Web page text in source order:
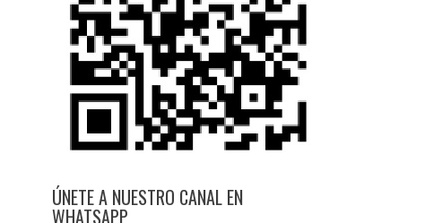
ÚNETE A NUESTRO CANAL EN
WHATSAPP